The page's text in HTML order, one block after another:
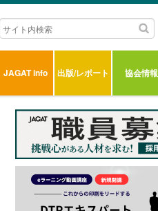
JAGAT info 出版/レポート 協会情報